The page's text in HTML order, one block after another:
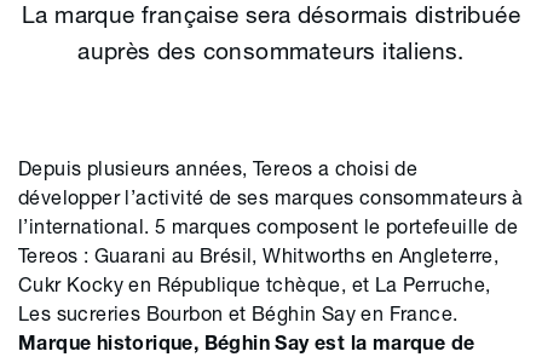
La marque française sera désormais distribuée
auprès des consommateurs italiens.
Depuis plusieurs années, Tereos a choisi de
développer l’activité de ses marques consommateurs à
l’international. 5 marques composent le portefeuille de
Tereos : Guarani au Brésil, Whitworths en Angleterre,
Cukr Kocky en République tchèque, et La Perruche,
Les sucreries Bourbon et Béghin Say en France.
Marque historique, Béghin Say est la marque de